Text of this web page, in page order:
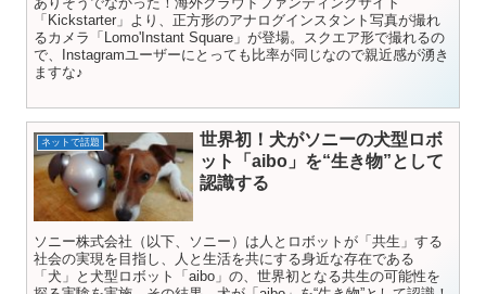
「Kickstarter」より、正方形のアナログインスタント写真が撮れ
るカメラ「Lomo'Instant Square」が登場。スクエア形で撮れるの
で、Instagramユーザーにとっても比率が同じなので親近感が湧き
ますな♪
ネットで話題
世界初！犬がソニーの犬型ロボ
ット「aibo」を“生き物”として
認識する
ソニー株式会社（以下、ソニー）は人とロボットが「共生」する
社会の実現を目指し、人と生活を共にする身近な存在である
「犬」と犬型ロボット「aibo」の、世界初となる共生の可能性を